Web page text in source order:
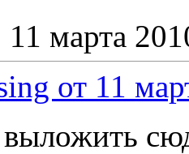
11 марта
от 11
выложить